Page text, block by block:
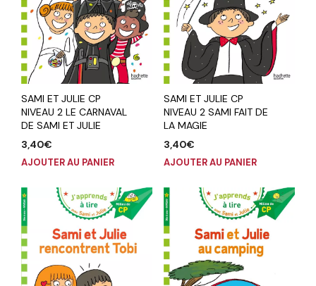
SAMI ET JULIE CP
NIVEAU 2 LE CARNAVAL
DE SAMI ET JULIE
3,40€
AJOUTER AU PANIER
SAMI ET JULIE CP
NIVEAU 2 SAMI FAIT DE
LA MAGIE
3,40€
AJOUTER AU PANIER